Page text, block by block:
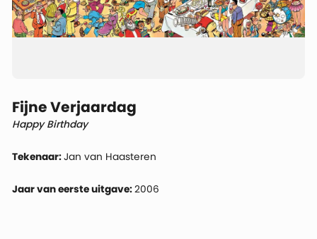
Fijne Verjaardag
Happy Birthday
Tekenaar:Jan van Haasteren
Jaar van eerste uitgave:2006